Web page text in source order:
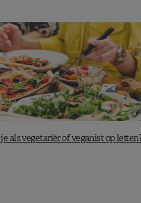
als vegetariër of veganist op